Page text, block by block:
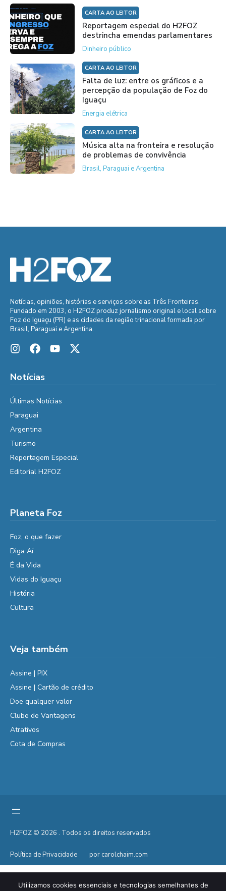
CARTA AO LEITOR
Reportagem especial do H2FOZ
destrincha emendas parlamentares
Dinheiro público
CARTA AO LEITOR
Falta de luz: entre os gráficos e a
percepção da população de Foz do
Iguaçu
Energia elétrica
CARTA AO LEITOR
Música alta na fronteira e resolução
de problemas de convivência
Brasil, Paraguai e Argentina
Notícias, opiniões, histórias e serviços sobre as Três Fronteiras.
Fundado em 2003, o H2FOZ produz jornalismo original e local sobre
Foz do Iguaçu (PR) e as cidades da região trinacional formada por
Brasil, Paraguai e Argentina.
Notícias
Últimas Notícias
Paraguai
Argentina
Turismo
Reportagem Especial
Editorial H2FOZ
Planeta Foz
Foz, o que fazer
Diga Aí
É da Vida
Vidas do Iguaçu
História
Cultura
Veja também
Assine | PIX
Assine | Cartão de crédito
Doe qualquer valor
Clube de Vantagens
Atrativos
Cota de Compras
H2FOZ © 2026 . Todos os direitos reservados
Política de Privacidade por carolchaim.com
Utilizamos cookies essenciais e tecnologias semelhantes de